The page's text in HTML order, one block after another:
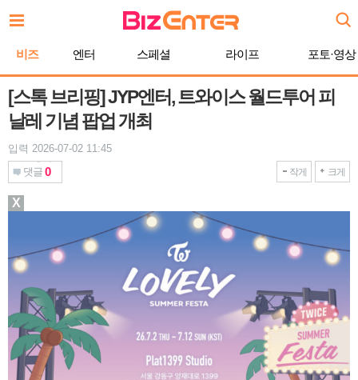
문
기
비즈 엔터 스페셜 라이프 포토·영상
[스톡 브리핑] JYP엔터, 트와이스 월드투어 피
날레 기념 팝업 개최
입력 2026-07-02 11:45
댓글 0 작게 크게
X